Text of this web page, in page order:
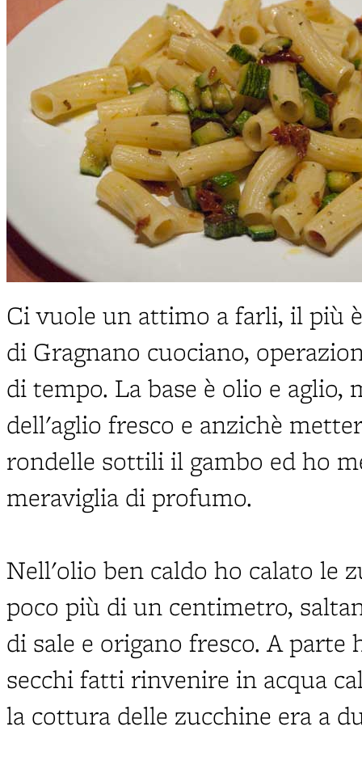
Ci vuole un attimo a farli, il più
di Gragnano cuociano,
di tempo. La base è olio e aglio,
dell'aglio fresco e anzichè
rondelle sottili il gambo ed ho
meraviglia di profumo.
Nell'olio ben caldo ho calato le
poco più di un centimetro,
di sale e origano fresco. A
secchi fatti rinvenire in acqua
la cottura delle zucchine era a